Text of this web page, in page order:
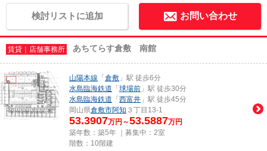
検討リストに追加 お問い合わせ
賃貸｜店舗事務所 あちてらす倉敷 南館
山陽本線 「 倉敷 」駅 徒歩6分
水島臨海鉄道 「 球場前 」駅 徒歩30分
水島臨海鉄道 「 西富井 」駅 徒歩45分
岡山県倉敷市阿知 ３丁目13-1
53.3907万円～53.5887万円
築年数：築5年 ｜募集中： 2室
階数：10階建